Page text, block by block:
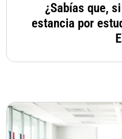
¿Sabías que,
estancia por